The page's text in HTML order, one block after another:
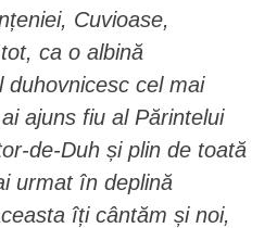
Cuvioase,
ca o albină
cel mai
ajuns fiu al Părintelui
de-Duh și plin de toată
urmat în deplină
îți cântăm și noi,